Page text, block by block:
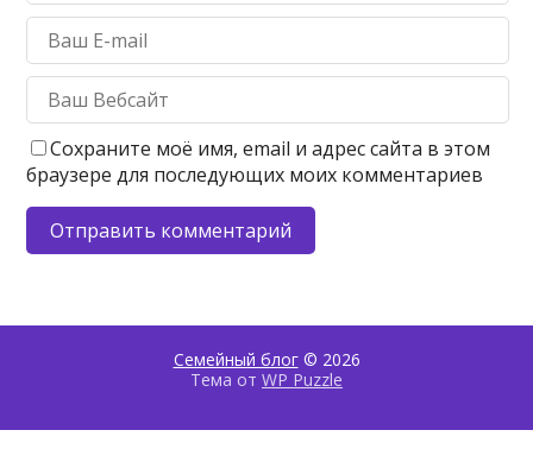
Сохраните моё имя, email и адрес сайта в этом
браузере для последующих моих комментариев
Семейный блог© 2026
Тема от WP Puzzle